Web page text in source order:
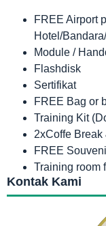
FREE Airport
Hotel/
Module /
Flashdisk
Sertifikat
FREE Bag or
Training Kit
2xCoffe
FREE
Training room
Kontak Kami